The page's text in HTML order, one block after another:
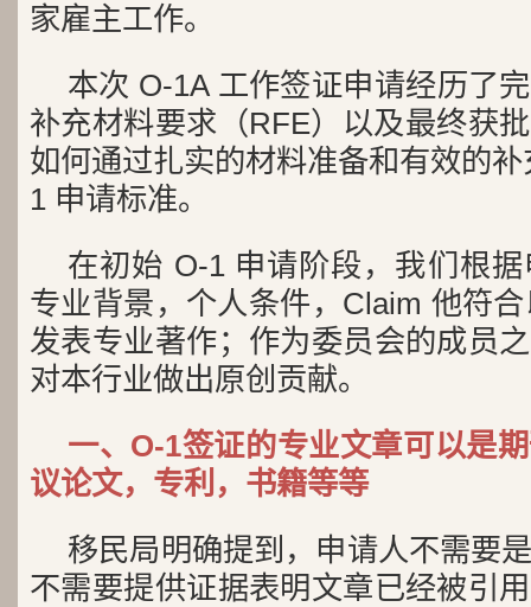
家雇主工作。
本次 O-1A 工作签证申请经历了
补充材料要求（RFE）以及最终获
如何通过扎实的材料准备和有效的
1 申请标准。
在初始 O-1 申请阶段，我们根
专业背景，个人条件，Claim 他符
发表专业著作；作为委员会的成员
对本行业做出原创贡献。
一、O-1签证的专业文章可以是
议论文，专利，书籍等等
移民局明确提到，申请人不需要
不需要提供证据表明文章已经被引